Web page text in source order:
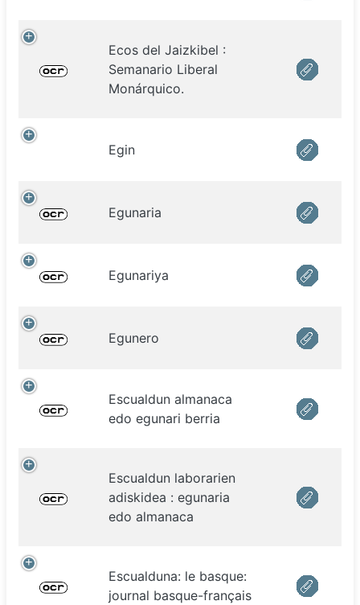
Ecos del Jaizkibel :
Semanario Liberal
Monárquico.
Egin
Egunaria
Egunariya
Egunero
Escualdun almanaca
edo egunari berria
Escualdun laborarien
adiskidea : egunaria
edo almanaca
Escualduna: le basque:
journal basque-français